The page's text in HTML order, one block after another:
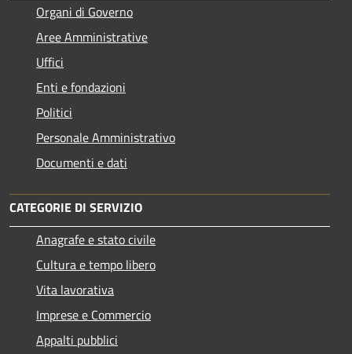
Organi di Governo
Aree Amministrative
Uffici
Enti e fondazioni
Politici
Personale Amministrativo
Documenti e dati
CATEGORIE DI SERVIZIO
Anagrafe e stato civile
Cultura e tempo libero
Vita lavorativa
Imprese e Commercio
Appalti pubblici